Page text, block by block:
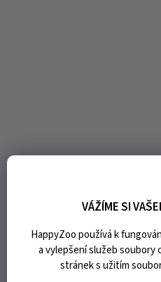
VÁŽÍME SI
HappyZoo používá k
a vylepšení služeb soubory
stránek s užitím